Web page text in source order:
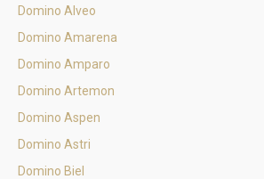
Domino Alveo
Domino Amarena
Domino Amparo
Domino Artemon
Domino Aspen
Domino Astri
Domino Biel